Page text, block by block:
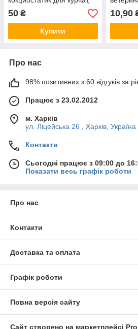
бройлерів та індички
50 ₴
Купити
10,90
Про нас
98% позитивних з 60 відгуків за
Працює з 23.02.2012
м. Харків
ул. Ліцейська 26 , Харків, Україна
Контакти
Сьогодні працює з 09:00 до
Показати весь графік роботи
Про нас
Контакти
Доставка та оплата
Графік роботи
Повна версія сайту
Сайт створено на маркетплейсі